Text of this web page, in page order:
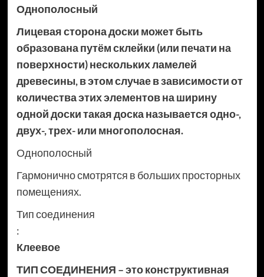
Однополосный
Лицевая сторона доски может быть
образована путём склейки (или печати на
поверхности) нескольких ламелей
древесины, в этом случае в зависимости от
количества этих элементов на ширину
одной доски такая доска называется одно-,
двух-, трех- или многополосная.
Однополосный
Гармонично смотрятся в больших просторных
помещениях.
Тип соединения
:
Клеевое
ТИП СОЕДИНЕНИЯ – это конструктивная